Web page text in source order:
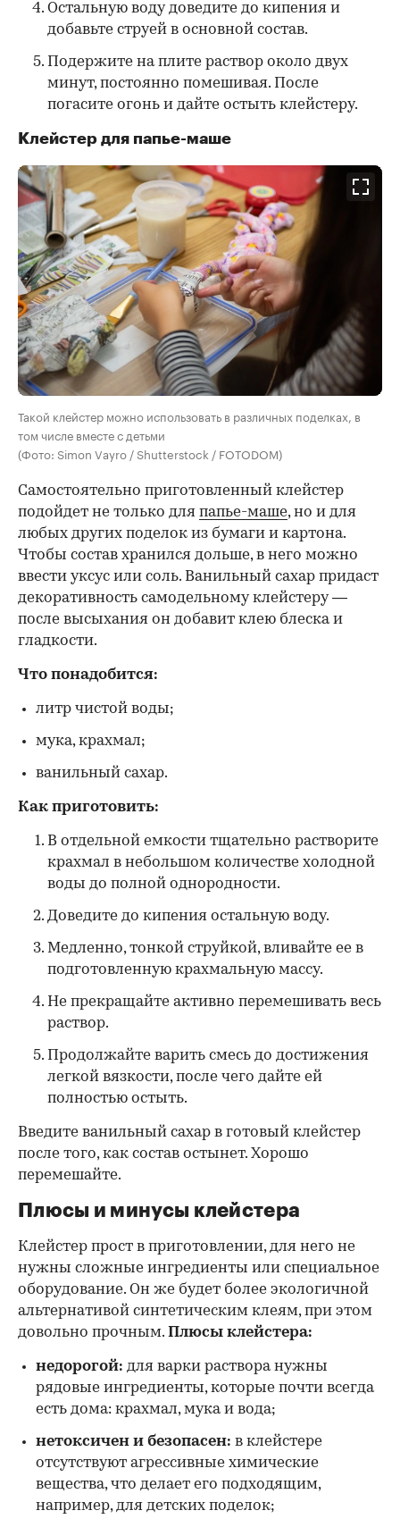
Остальную воду доведите до кипения и
добавьте струей в основной состав.
Подержите на плите раствор около двух
минут, постоянно помешивая. После
погасите огонь и дайте остыть клейстеру.
Клейстер для папье-маше
Такой клейстер можно использовать в различных поделках, в
том числе вместе с детьми
(Фото: Simon Vayro / Shutterstock / FOTODOM)
Самостоятельно приготовленный клейстер
подойдет не только для папье-маше, но и для
любых других поделок из бумаги и картона.
Чтобы состав хранился дольше, в него можно
ввести уксус или соль. Ванильный сахар придаст
декоративность самодельному клейстеру —
после высыхания он добавит клею блеска и
гладкости.
Что понадобится:
литр чистой воды;
мука, крахмал;
ванильный сахар.
Как приготовить:
В отдельной емкости тщательно растворите
крахмал в небольшом количестве холодной
воды до полной однородности.
Доведите до кипения остальную воду.
Медленно, тонкой струйкой, вливайте ее в
подготовленную крахмальную массу.
Не прекращайте активно перемешивать весь
раствор.
Продолжайте варить смесь до достижения
легкой вязкости, после чего дайте ей
полностью остыть.
Введите ванильный сахар в готовый клейстер
после того, как состав остынет. Хорошо
перемешайте.
Плюсы и минусы клейстера
Клейстер прост в приготовлении, для него не
нужны сложные ингредиенты или специальное
оборудование. Он же будет более экологичной
альтернативой синтетическим клеям, при этом
довольно прочным. Плюсы клейстера:
недорогой: для варки раствора нужны
рядовые ингредиенты, которые почти всегда
есть дома: крахмал, мука и вода;
нетоксичен и безопасен: в клейстере
отсутствуют агрессивные химические
вещества, что делает его подходящим,
например, для детских поделок;